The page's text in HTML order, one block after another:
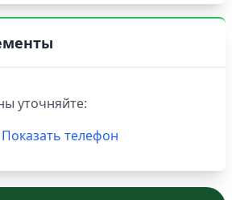
уточняйте:
Показать телефон